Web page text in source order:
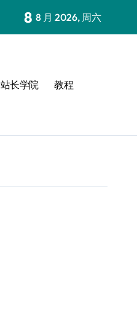
8 8 月 2026, 周六
站长学院 教程